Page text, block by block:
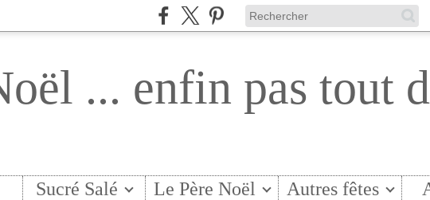
... enfin pas tout
Sucré Salé Le Père Noël Autres fêtes